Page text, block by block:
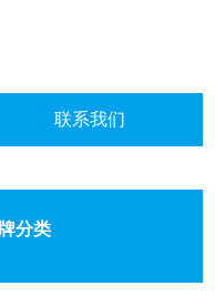
联系我们
分类